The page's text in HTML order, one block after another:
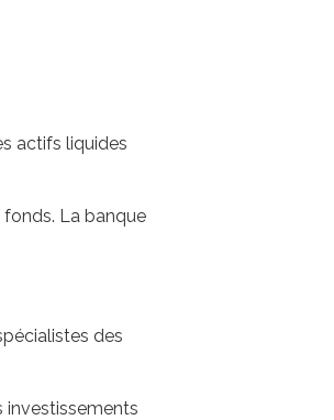
actifs liquides
La banque
des
investissements